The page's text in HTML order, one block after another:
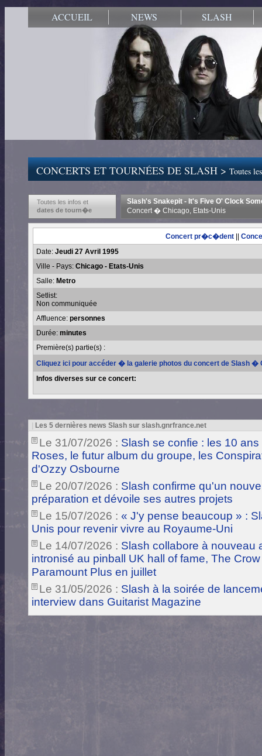
ACCUEIL NEWS SLASH
CONCERTS ET TOURNÉES DE SLASH >Toutes
Toutes les infos et
dates de tourn�e
Slash's Snakepit - It's Five O' Clock
Concert � Chicago, Etats-Unis
Concert pr�c�dent
Date: Jeudi 27 Avril 1995
Ville - Pays: Chicago - Etats-Unis
Salle: Metro
Setlist:
Non communiquée
Affluence: personnes
Durée: minutes
Première(s) partie(s) :
Cliquez ici pour accéder � la galerie photos du concert de Slash �
Infos diverses sur ce concert:
Les 5 dernières news Slash sur slash.gnrfrance.net
Le 31/07/2026 : Slash se confie : les 10
Roses, le futur album du groupe, les
d'Ozzy Osbourne
Le 20/07/2026 : Slash confirme qu'un
préparation et dévoile ses autres projets
Le 15/07/2026 : « J'y pense beaucoup » :
Unis pour revenir vivre au Royaume-Uni
Le 14/07/2026 : Slash collabore à nouveau
intronisé au pinball UK hall of fame, The
Paramount Plus en juillet
Le 31/05/2026 : Slash à la soirée de
interview dans Guitarist Magazine